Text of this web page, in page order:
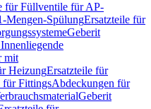
für Füllventile für AP-
Mengen-SpülungErsatzteile für
Geberit
mit
HeizungErsatzteile für
für FittingsAbdeckungen für
Geberit